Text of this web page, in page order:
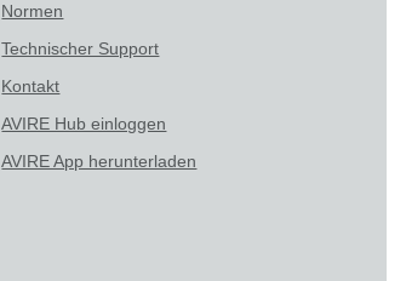
Normen
Technischer Support
Kontakt
AVIRE Hub einloggen
AVIRE App herunterladen